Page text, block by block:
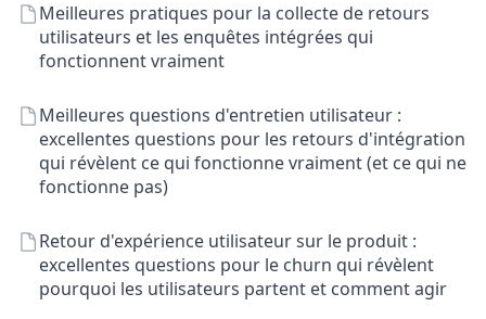
Meilleures pratiques pour la collecte de retours
utilisateurs et les enquêtes intégrées qui
fonctionnent vraiment
Meilleures questions d'entretien utilisateur :
excellentes questions pour les retours d'intégration
qui révèlent ce qui fonctionne vraiment (et ce qui ne
fonctionne pas)
Retour d'expérience utilisateur sur le produit :
excellentes questions pour le churn qui révèlent
pourquoi les utilisateurs partent et comment agir